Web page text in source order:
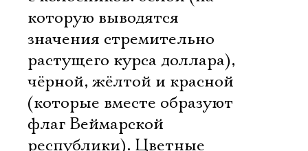
которую выводятся
значения стремительно
растущего курса доллара),
чёрной, жёлтой и красной
(которые вместе образуют
флаг Веймарской
республики). Цветные